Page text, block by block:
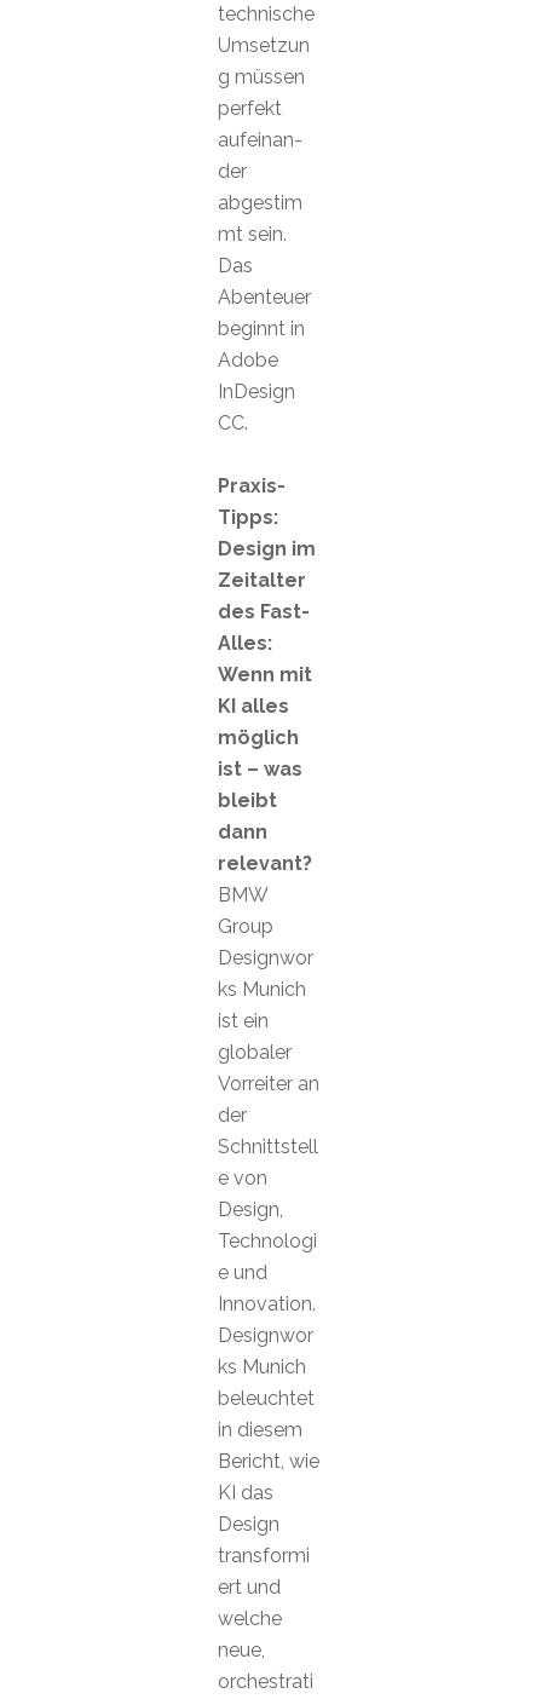
technische
Umsetzun
g müssen
perfekt
aufeinan-
der
abgestim
mt sein.
Das
Abenteuer
beginnt in
Adobe
InDesign
CC.
Praxis-
Tipps:
Design im
Zeitalter
des Fast-
Alles:
Wenn mit
KI alles
möglich
ist – was
bleibt
dann
relevant?
BMW
Group
Designwor
ks Munich
ist ein
globaler
Vorreiter an
der
Schnittstell
e von
Design,
Technologi
e und
Innovation.
Designwor
ks Munich
beleuchtet
in diesem
Bericht, wie
KI das
Design
transformi
ert und
welche
neue,
orchestrati